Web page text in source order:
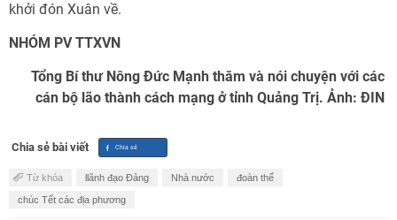
khởi đón Xuân về.
NHÓM PV TTXVN
Tổng Bí thư Nông Đức Mạnh thăm và nói chuyện với các
cán bộ lão thành cách mạng ở tỉnh Quảng Trị. Ảnh: ĐIN
Chia sẻ bài viết
Từ khóa llãnh đạo Đảng Nhà nước đoàn thể
chúc Tết các địa phương